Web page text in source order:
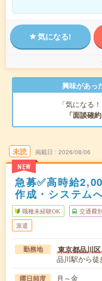
気になる!
興味があっ
「気になる
「面談確約
未読
NEW
掲載日 2026/08/06
急募✅高時給
作成・システム
職種未経験OK 交通費
派遣
勤務地 東京都品川区
品川駅から徒
曜日頻度 月～金